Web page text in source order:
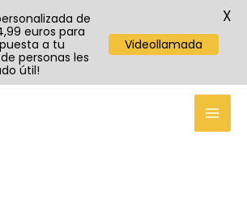
de
euros para
a tu
personas les
útil!
Videollamada
X